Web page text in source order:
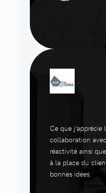
Ce que
collaboration
réactivité ainsi
à la place du
bonnes idées.